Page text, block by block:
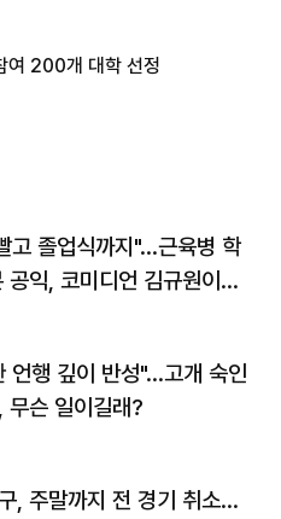
여 200개 대학 선정
고 졸업식까지"…근육병 학
공익, 코미디언 김규원이었
언행 깊이 반성"…고개 숙인
무슨 일이길래?
, 주말까지 전 경기 취소…